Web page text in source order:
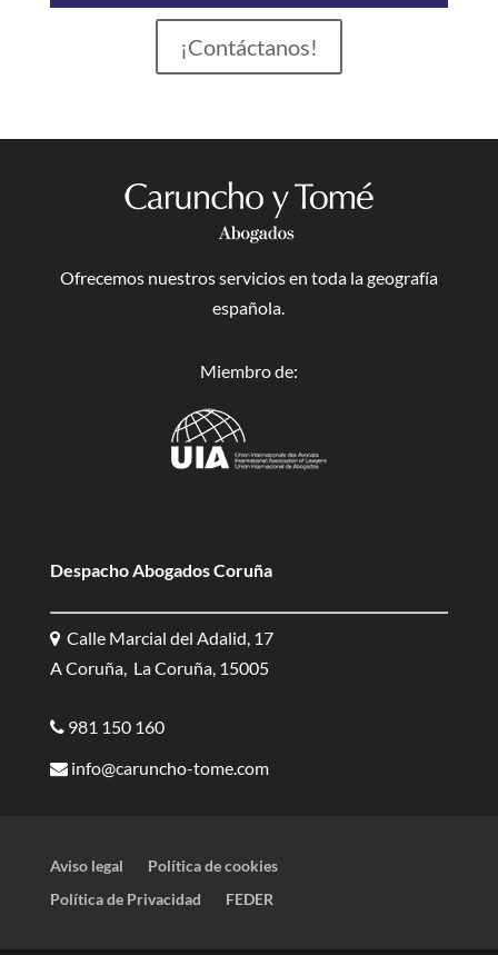
¡Contáctanos!
Ofrecemos nuestros servicios en toda la geografía
española.
Miembro de:
Despacho Abogados Coruña
Calle Marcial del Adalid, 17
A Coruña, La Coruña, 15005
981 150 160
info@caruncho-tome.com
Aviso legal
Política de cookies
Política de Privacidad
FEDER